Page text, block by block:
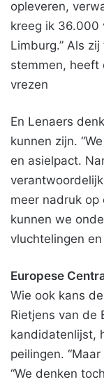
opleveren,
kreeg ik 36.000
Limburg.” Als
stemmen, heeft
vrezen
En Lenaers
kunnen zijn.
en asielpact.
meer nadruk
kunnen we
vluchtelingen
Europese
Wie ook kans
Rietjens van de
kandidatenlijst,
peilingen.
“We denken